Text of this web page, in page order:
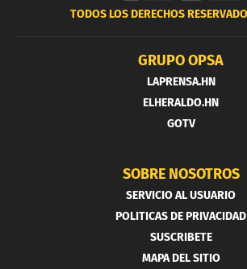
TODOS LOS DERECHOS
GRUPO OPSA
LAPRENSA.HN
ELHERALDO.HN
GOTV
SOBRE NOSOTROS
SERVICIO AL USUARIO
POLITICAS DE PRIVACIDAD
SUSCRIBETE
MAPA DEL SITIO